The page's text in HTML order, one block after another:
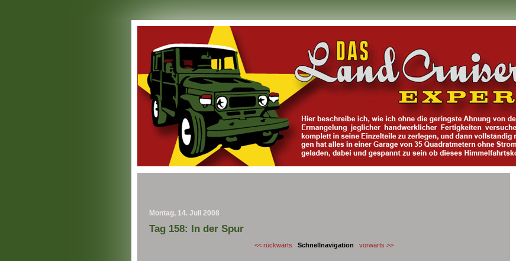
Montag, 14. Juli 2008
Tag 158: In der Spur
<< rückwärts Schnellnavigation vorwärts >>